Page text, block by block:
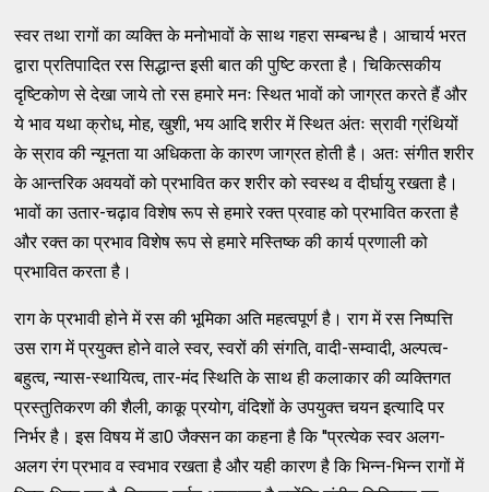
स्वर तथा रागों का व्यक्ति के मनोभावों के साथ गहरा सम्बन्ध है। आचार्य भरत
द्वारा प्रतिपादित रस सिद्धान्त इसी बात की पुष्टि करता है। चिकित्सकीय
दृष्टिकोण से देखा जाये तो रस हमारे मनः स्थित भावों को जाग्रत करते हैं और
ये भाव यथा क्रोध, मोह, खुशी, भय आदि शरीर में स्थित अंतः स्रावी ग्रंथियों
के स्राव की न्यूनता या अधिकता के कारण जाग्रत होती है। अतः संगीत शरीर
के आन्तरिक अवयवों को प्रभावित कर शरीर को स्वस्थ व दीर्घायु रखता है।
भावों का उतार-चढ़ाव विशेष रूप से हमारे रक्त प्रवाह को प्रभावित करता है
और रक्त का प्रभाव विशेष रूप से हमारे मस्तिष्क की कार्य प्रणाली को
प्रभावित करता है।
राग के प्रभावी होने में रस की भूमिका अति महत्वपूर्ण है। राग में रस निष्पत्ति
उस राग में प्रयुक्त होने वाले स्वर, स्वरों की संगति, वादी-सम्वादी, अल्पत्व-
बहुत्व, न्यास-स्थायित्व, तार-मंद स्थिति के साथ ही कलाकार की व्यक्तिगत
प्रस्तुतिकरण की शैली, काकू प्रयोग, वंदिशों के उपयुक्त चयन इत्यादि पर
निर्भर है। इस विषय में डा0 जैक्सन का कहना है कि ''प्रत्येक स्वर अलग-
अलग रंग प्रभाव व स्वभाव रखता है और यही कारण है कि भिन्न-भिन्न रागों में